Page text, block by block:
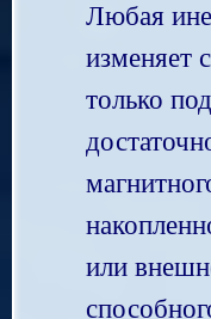
Любая
изменяет
только
или